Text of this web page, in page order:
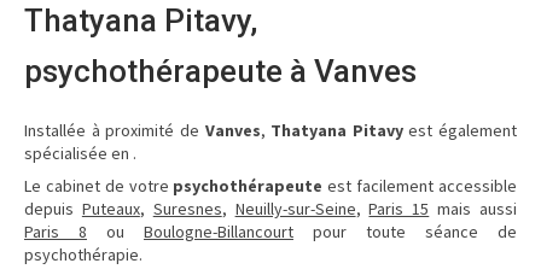
Thatyana Pitavy,
psychothérapeute à Vanves
Installée à proximité de Vanves, Thatyana Pitavyest également
spécialisée en .
Le cabinet de votre psychothérapeute est facilement accessible
depuis Puteaux, Suresnes, Neuilly-sur-Seine,Paris 15 mais aussi
Paris 8 ou Boulogne-Billancourt pour toute séance de
psychothérapie.